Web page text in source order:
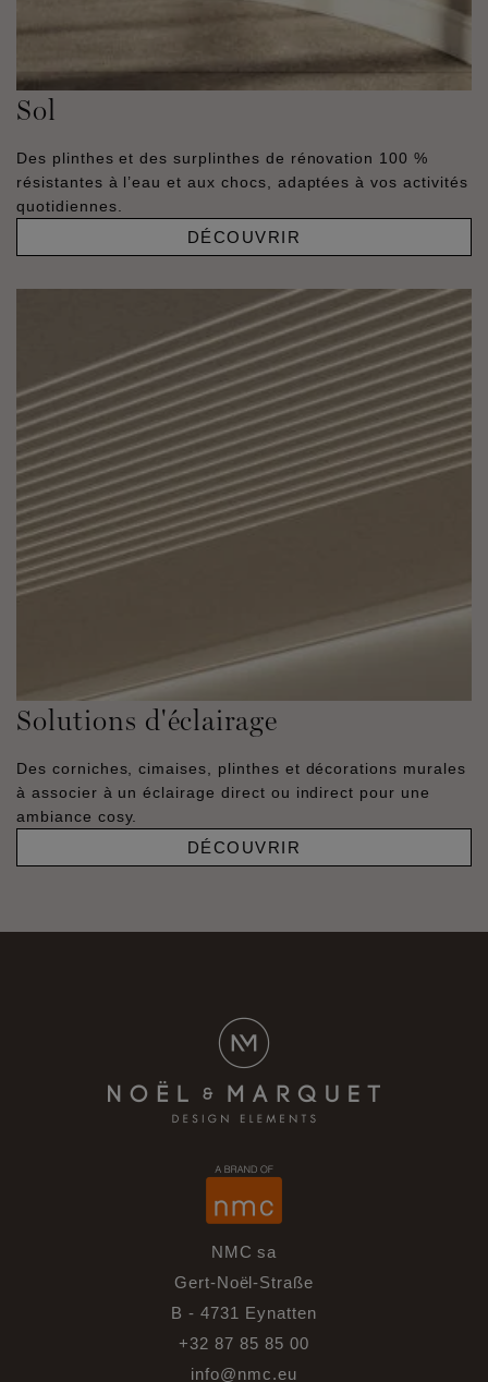
Sol
Des plinthes et des surplinthes de rénovation 100 %
résistantes à l’eau et aux chocs, adaptées à vos activités
quotidiennes.
DÉCOUVRIR
Solutions d'éclairage
Des corniches, cimaises, plinthes et décorations murales
à associer à un éclairage direct ou indirect pour une
ambiance cosy.
DÉCOUVRIR
NMC sa
Gert-Noël-Straße
B - 4731 Eynatten
+32 87 85 85 00
info@nmc.eu